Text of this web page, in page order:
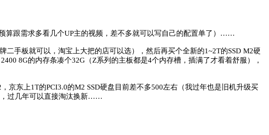
算跟需求多看几个UP主的视频，差不多就可以写自己的配置单了）……
手板就可以，淘宝上大把的店可以选），然后再买个全新的1~2T的SSD M2硬
8G的内存条凑个32G（Z系列的主板都是4个内存槽，插满了才看着舒服），
京东上1T的PCI3.0的M2 SSD硬盘目前差不多500左右（我过年也是旧机升级买
，过几年可以直接淘汰换新……